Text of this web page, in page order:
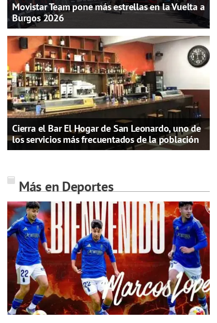
Movistar Team pone más estrellas en la Vuelta a
Burgos 2026
Cierra el Bar El Hogar de San Leonardo, uno de
los servicios más frecuentados de la población
Más en Deportes